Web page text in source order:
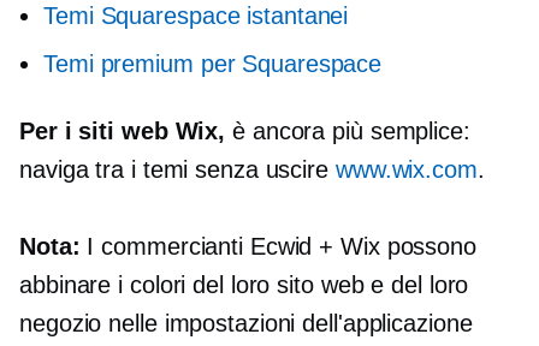
Temi Squarespace istantanei
Temi premium per Squarespace
Per i siti web Wix, è ancora più semplice:
naviga tra i temi senza uscire www.wix.com.
Nota: I commercianti Ecwid + Wix possono
abbinare i colori del loro sito web e del loro
negozio nelle impostazioni dell'applicazione